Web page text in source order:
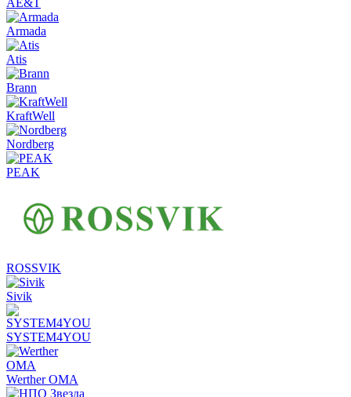
AE&T
Armada
Atis
Brann
KraftWell
Nordberg
PEAK
ROSSVIK
Sivik
SYSTEM4YOU
Werther OMA